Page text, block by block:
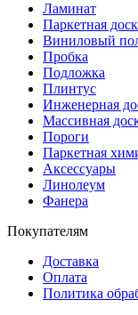
Ламинат
Паркетная
Виниловый
Пробка
Подложка
Плинтус
Инженерная
Массивная
Пороги
Паркетная
Аксессуары
Линолеум
Фанера
Покупателям
Доставка
Оплата
Политика